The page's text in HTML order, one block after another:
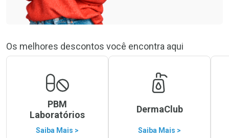
Os melhores descontos você encontra aqui
PBM
Laboratórios
Saiba Mais >
DermaClub
Saiba Mais >